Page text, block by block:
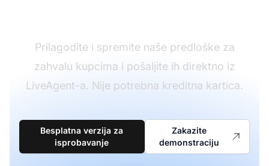
Prilagodite i spremite naše predloške za
zahvalu kupcima i pošaljite ih direktno iz
LiveAgent-a. Nije potrebna kreditna kartica.
Besplatna verzija za
isprobavanje
Zakazite
demonstraciju